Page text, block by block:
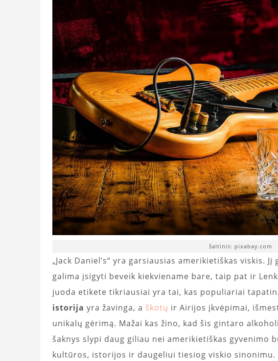
šaltinis: pixabay.com
„Jack Daniel’s“ yra garsiausias amerikietiškas viskis.
galima įsigyti beveik kiekviename bare, taip pat ir
juoda etikete tikriausiai yra tai, kas populiariai
istorija yra žavinga, a škotų ir Airijos įkvėpimai,
unikalų gėrimą. Mažai kas žino, kad šis gintaro
šaknys slypi daug giliau nei amerikietiškas gyvenimo
kultūros, istorijos ir daugeliui tiesiog viskio sinonimu.